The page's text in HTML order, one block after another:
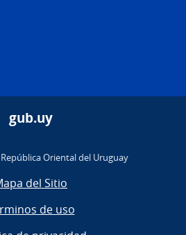
gub.uy
Oriental del Uruguay
del Sitio
de uso